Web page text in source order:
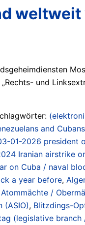
und
and
01-2026
Iranian airstrike
on Cuba / naval
a year before,
Atommächte /
(ASIO), Blitzdings-
(legislative branch